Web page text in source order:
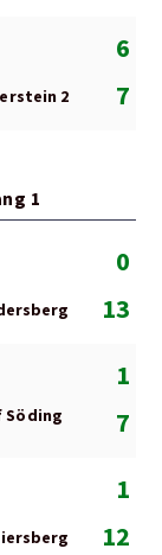
6
7
2
1
0
13
1
7
Söding
1
12